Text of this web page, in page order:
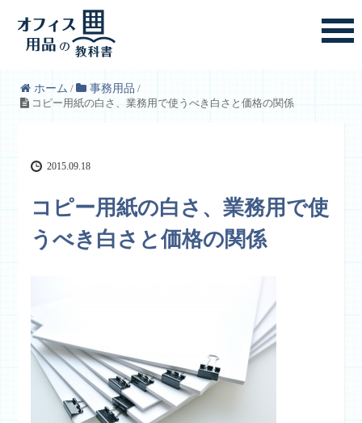
ホーム / 事務用品 /
コピー用紙の白さ、業務用で使うべき白さと価格の関係
2015.09.18
コピー用紙の白さ、業務用で使
うべき白さと価格の関係